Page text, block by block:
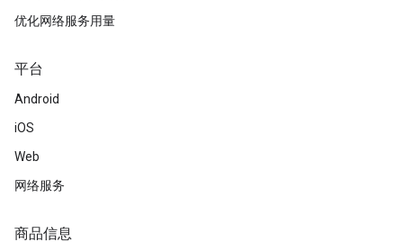
优化网络服务用量
平台
Android
iOS
Web
网络服务
商品信息